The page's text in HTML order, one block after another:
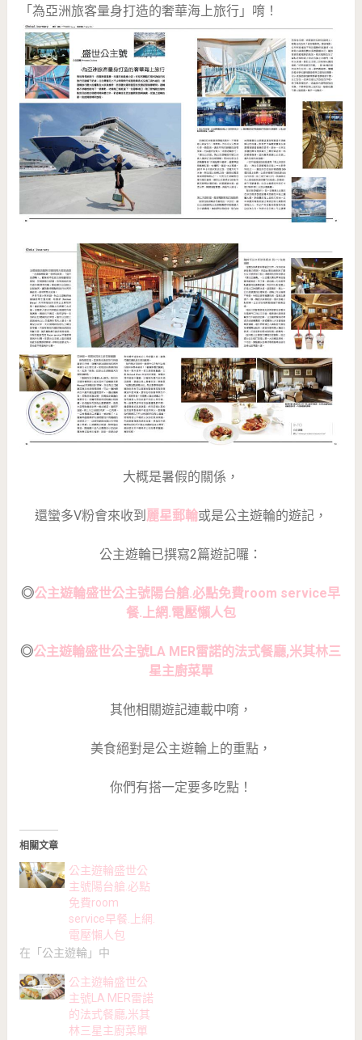
「為亞洲旅客量身打造的奢華海上旅行」唷！
大概是暑假的關係，
還蠻多V粉會來收到 麗星郵輪或是公主遊輪的遊記，
公主遊輪已撰寫2篇遊記囉：
◎公主遊輪盛世公主號陽台艙.必點免費room service早
餐.上網.電壓懶人包
◎公主遊輪盛世公主號LA MER雷諾的法式餐廳,米其林三
星主廚菜單
其他相關遊記連載中唷，
美食絕對是公主遊輪上的重點，
你們有搭一定要多吃點！
相關文章
公主遊輪盛世公
主號陽台艙.必點
免費room
service早餐.上網.
電壓懶人包
在「公主遊輪」中
公主遊輪盛世公
主號LA MER雷諾
的法式餐廳,米其
林三星主廚菜單